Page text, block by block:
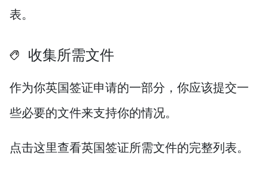
表。
收集所需文件
作为你英国签证申请的一部分，你应该提交一
些必要的文件来支持你的情况。
点击这里查看英国签证所需文件的完整列表。